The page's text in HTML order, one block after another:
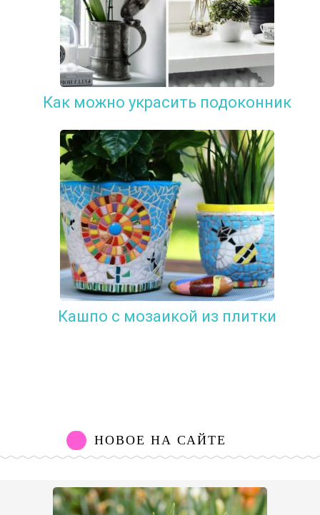
Как можно украсить подоконник
Кашпо с мозаикой из плитки
НОВОЕ НА САЙТЕ